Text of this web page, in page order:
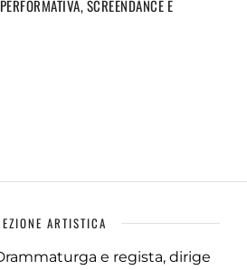
SCREENDANCE E
ARTISTICA
e regista, dirige